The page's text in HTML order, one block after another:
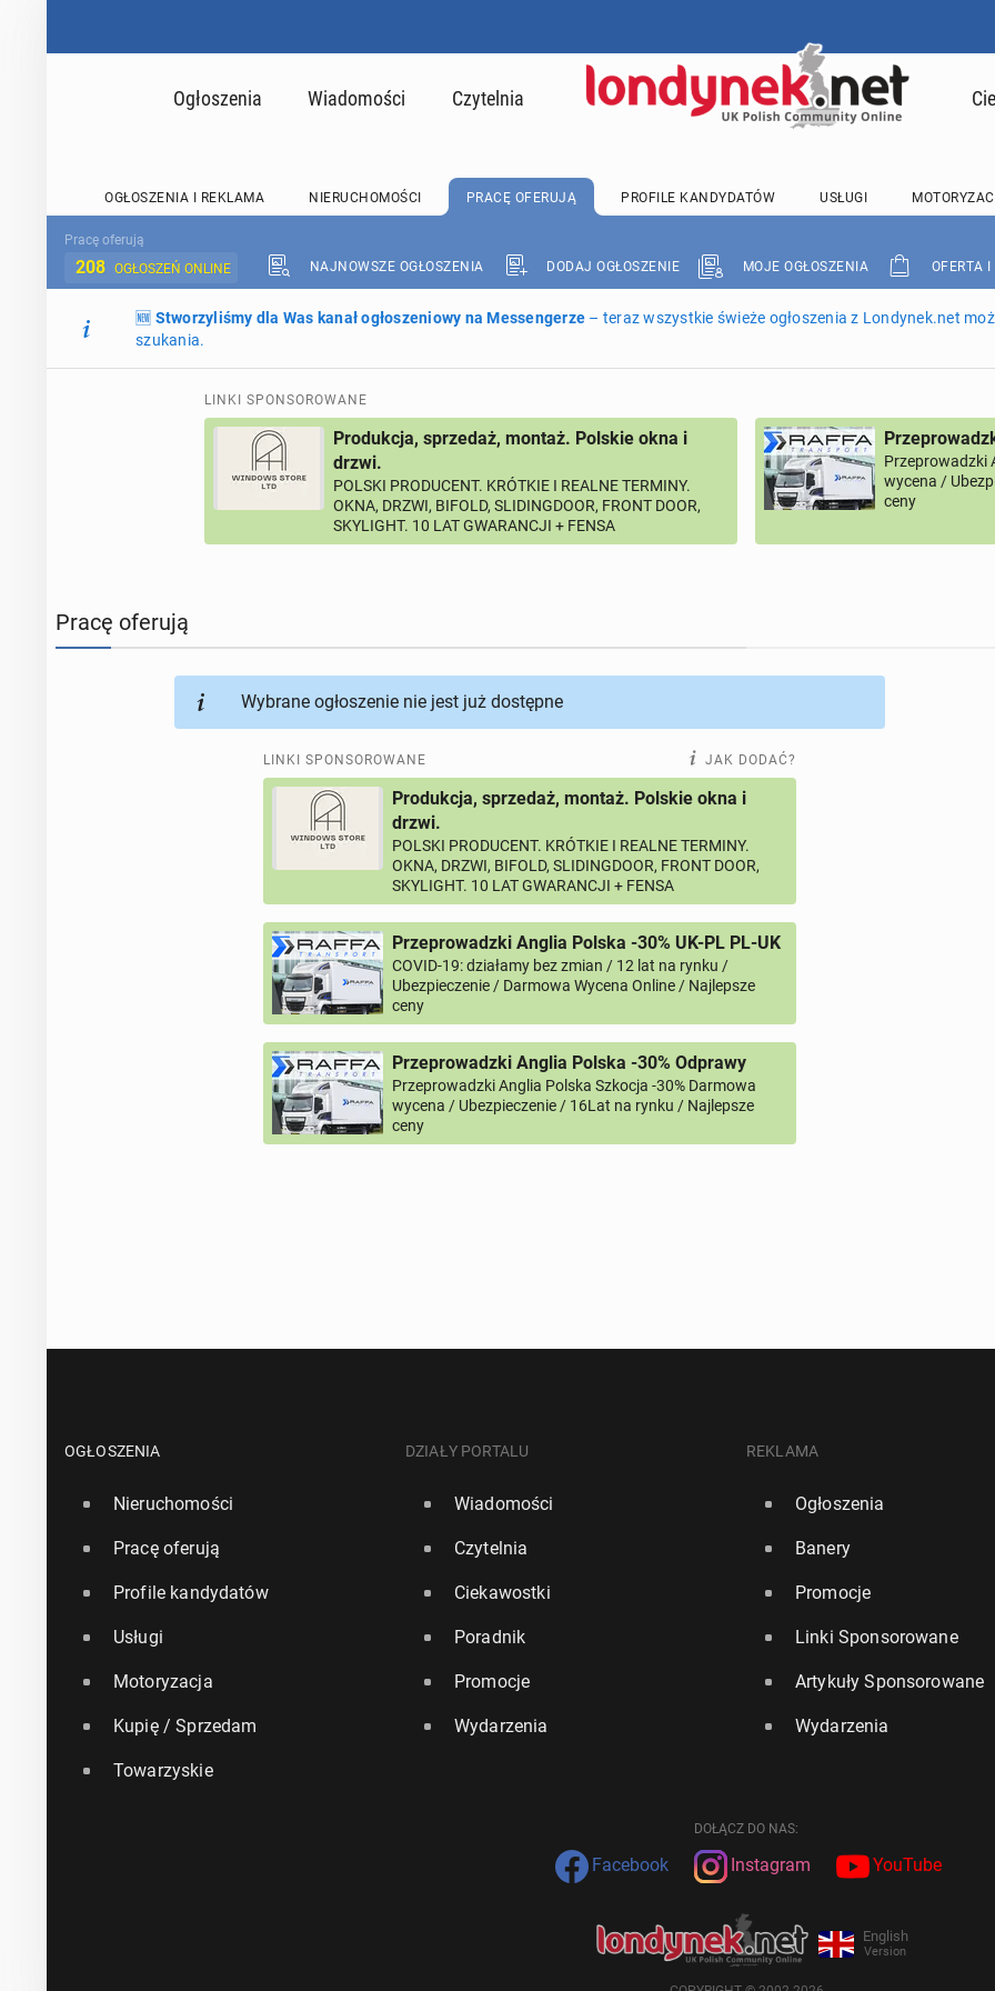
Ogłoszenia Wiadomości Czytelnia
OGŁOSZENIA I REKLAMA NIERUCHOMOŚCI PRACĘ OFERUJĄ PROFILE KANDYDATÓW USŁUGI
Pracę oferują
208 OGŁOSZEŃ ONLINE NAJNOWSZE OGŁOSZENIA DODAJ OGŁOSZENIE MOJE OGŁOSZENIA OFERTA I
🆕 Stworzyliśmy dla Was kanał ogłoszeniowy na Messengerze – teraz wszystkie świeże ogłoszenia z Londynek.net
szukania.
LINKI SPONSOROWANE
Produkcja, sprzedaż, montaż. Polskie okna i
drzwi.
POLSKI PRODUCENT. KRÓTKIE I REALNE TERMINY.
OKNA, DRZWI, BIFOLD, SLIDINGDOOR, FRONT DOOR,
SKYLIGHT. 10 LAT GWARANCJI + FENSA
Przeprowadzki
wycena /
ceny
Pracę oferują
Wybrane ogłoszenie nie jest już dostępne
LINKI SPONSOROWANE JAK DODAĆ?
Produkcja, sprzedaż, montaż. Polskie okna i
drzwi.
POLSKI PRODUCENT. KRÓTKIE I REALNE TERMINY.
OKNA, DRZWI, BIFOLD, SLIDINGDOOR, FRONT DOOR,
SKYLIGHT. 10 LAT GWARANCJI + FENSA
Przeprowadzki Anglia Polska -30% UK-PL PL-UK
COVID-19: działamy bez zmian / 12 lat na rynku /
Ubezpieczenie / Darmowa Wycena Online / Najlepsze
ceny
Przeprowadzki Anglia Polska -30% Odprawy
Przeprowadzki Anglia Polska Szkocja -30% Darmowa
wycena / Ubezpieczenie / 16Lat na rynku / Najlepsze
ceny
OGŁOSZENIA
Nieruchomości
Pracę oferują
Profile kandydatów
Usługi
Motoryzacja
Kupię / Sprzedam
Towarzyskie
DZIAŁY PORTALU
Wiadomości
Czytelnia
Ciekawostki
Poradnik
Promocje
Wydarzenia
REKLAMA
Ogłoszenia
Banery
Promocje
Linki Sponsorowane
Artykuły Sponsorowane
Wydarzenia
DOŁĄCZ DO NAS:
Facebook Instagram YouTube
English
Version